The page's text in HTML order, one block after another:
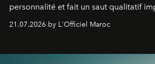
personnalité et fait un saut qualitatif
fétiche pour le rendre plus premium. Et
21.07.2026 by L'Officiel Maroc